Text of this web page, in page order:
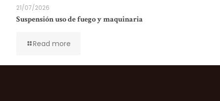
21/07/2026
Suspensión uso de fuego y maquinaria
Read more